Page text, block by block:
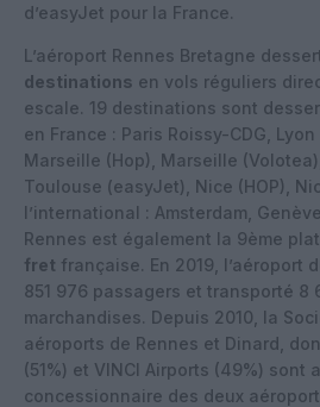
d’easyJet pour la France.
L’aéroport Rennes Bretagne
destinations en vols réguliers
escale. 19 destinations sont
en France : Paris Roissy-CDG, Lyon
Marseille (Hop), Marseille
Toulouse (easyJet), Nice (HOP),
l’international : Amsterdam,
Rennes est également la 9ème
fret française. En 2019, l’aéroport
851 976 passagers et transporté 8
marchandises. Depuis 2010, la
aéroports de Rennes et Dinard,
(51%) et VINCI Airports (49%) sont
concessionnaire des deux